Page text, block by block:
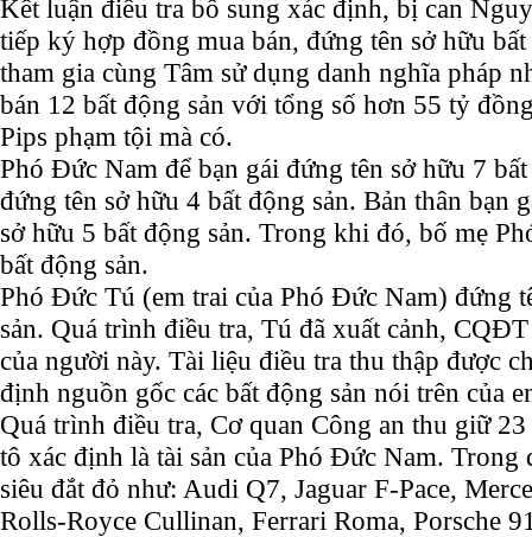
Kết luận điều tra bổ sung xác định, bị can
tiếp ký hợp đồng mua bán, đứng tên sở hữu
tham gia cùng Tâm sử dụng danh nghĩa pháp
bán 12 bất động sản với tổng số hơn 55 tỷ
Pips phạm tội mà có.
Phó Đức Nam để bạn gái đứng tên sở hữu 7
đứng tên sở hữu 4 bất động sản. Bản thân bạn
sở hữu 5 bất động sản. Trong khi đó, bố mẹ
bất động sản.
Phó Đức Tú (em trai của Phó Đức Nam) đứng
sản. Quá trình điều tra, Tú đã xuất cảnh,
của người này. Tài liệu điều tra thu thập được
định nguồn gốc các bất động sản nói trên của
Quá trình điều tra, Cơ quan Công an thu giữ
tô xác định là tài sản của Phó Đức Nam. Trong
siêu đắt đỏ như: Audi Q7, Jaguar F-Pace,
Rolls-Royce Cullinan, Ferrari Roma, Porsche